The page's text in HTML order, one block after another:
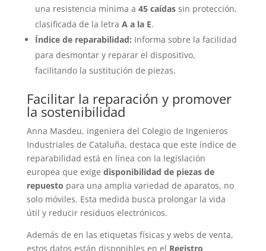
una resistencia mínima a 45 caídassin protección,
clasificada de la letra A a la E.
Índice de reparabilidad: Informa sobre la facilidad
para desmontar y reparar el dispositivo,
facilitando la sustitución de piezas.
Facilitar la reparación y promover
la sostenibilidad
Anna Masdeu, ingeniera del Colegio de Ingenieros
Industriales de Cataluña, destaca que este índice de
reparabilidad está en línea con la legislación
europea que exige disponibilidad de piezas de
repuesto para una amplia variedad de aparatos, no
solo móviles. Esta medida busca prolongar la vida
útil y reducir residuos electrónicos.
Además de en las etiquetas físicas y webs de venta,
estos datos están disponibles en el Registro